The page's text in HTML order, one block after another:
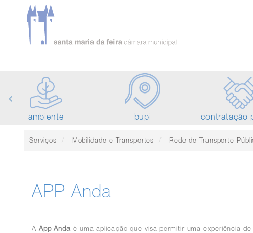
ambiente bupi contratação
‹
Serviços Mobilidade e Transportes Rede de Transporte Público
APP Anda
A App Anda é uma aplicação que visa permitir uma experiência